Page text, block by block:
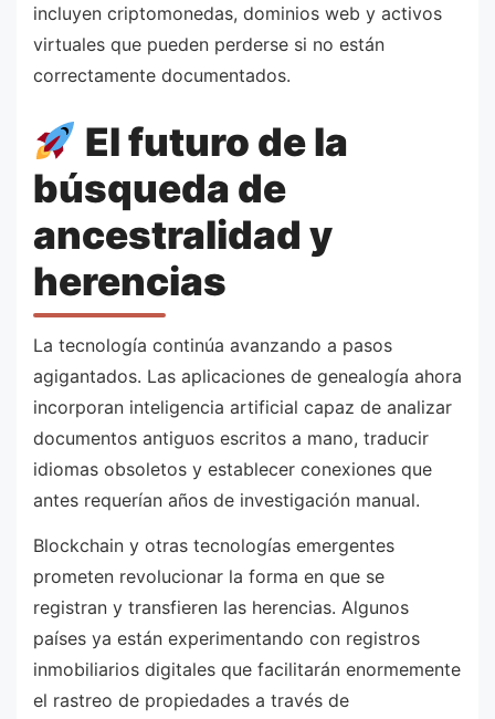
incluyen criptomonedas, dominios web y activos
virtuales que pueden perderse si no están
correctamente documentados.
El futuro de la
búsqueda de
ancestralidad y
herencias
La tecnología continúa avanzando a pasos
agigantados. Las aplicaciones de genealogía ahora
incorporan inteligencia artificial capaz de analizar
documentos antiguos escritos a mano, traducir
idiomas obsoletos y establecer conexiones que
antes requerían años de investigación manual.
Blockchain y otras tecnologías emergentes
prometen revolucionar la forma en que se
registran y transfieren las herencias. Algunos
países ya están experimentando con registros
inmobiliarios digitales que facilitarán enormemente
el rastreo de propiedades a través de